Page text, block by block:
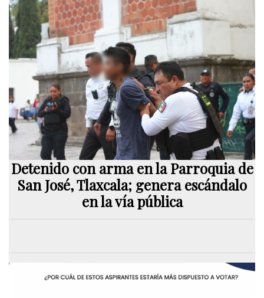
Detenido con arma en la Parroquia de
San José, Tlaxcala; genera escándalo
en la vía pública